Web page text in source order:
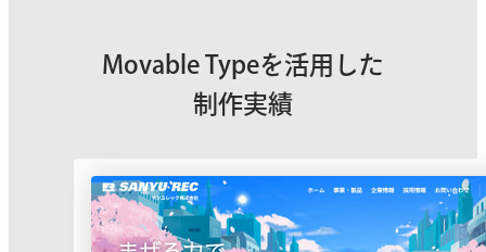
Movable Typeを活用した
制作実績